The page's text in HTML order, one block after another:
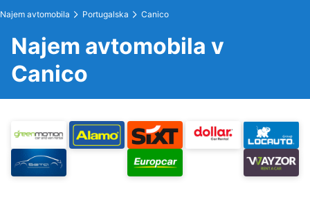
Najem avtomobila Portugalska Canico
Najem avtomobila v
Canico